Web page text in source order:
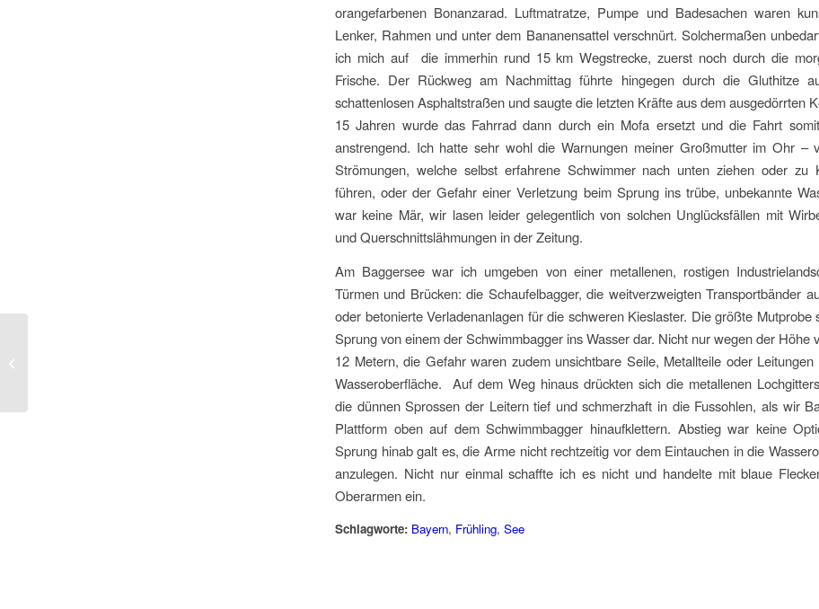
orangefarbenen Bonanzarad. Luftmatratze, Pumpe und Badesachen waren
Lenker, Rahmen und unter dem Bananensattel verschnürt. Solchermaßen
ich mich auf die immerhin rund 15 km Wegstrecke, zuerst noch durch die
Frische. Der Rückweg am Nachmittag führte hingegen durch die Gluthitze
schattenlosen Asphaltstraßen und saugte die letzten Kräfte aus dem ausgedörrten
15 Jahren wurde das Fahrrad dann durch ein Mofa ersetzt und die Fahrt
anstrengend. Ich hatte sehr wohl die Warnungen meiner Großmutter im Ohr –
Strömungen, welche selbst erfahrene Schwimmer nach unten ziehen oder zu
führen, oder der Gefahr einer Verletzung beim Sprung ins trübe, unbekannte
war keine Mär, wir lasen leider gelegentlich von solchen Unglücksfällen mit
und Querschnittslähmungen in der Zeitung.
Am Baggersee war ich umgeben von einer metallenen, rostigen
Türmen und Brücken: die Schaufelbagger, die weitverzweigten Transportbänder
oder betonierte Verladenanlagen für die schweren Kieslaster. Die größte Mutprobe
Sprung von einem der Schwimmbagger ins Wasser dar. Nicht nur wegen der Höhe
12 Metern, die Gefahr waren zudem unsichtbare Seile, Metallteile oder
Wasseroberfläche. Auf dem Weg hinaus drückten sich die metallenen
die dünnen Sprossen der Leitern tief und schmerzhaft in die Fussohlen, als wir
Plattform oben auf dem Schwimmbagger hinaufklettern. Abstieg war keine
Sprung hinab galt es, die Arme nicht rechtzeitig vor dem Eintauchen in die
anzulegen. Nicht nur einmal schaffte ich es nicht und handelte mit blaue
Oberarmen ein.
Schlagworte: Bayern, Frühling, See